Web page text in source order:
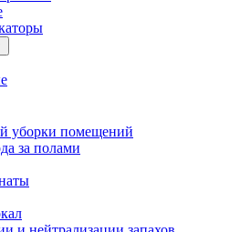
уборки помещений
за полами